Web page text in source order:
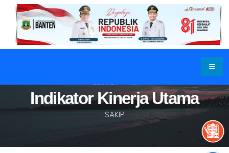
Indikator Kinerja Utama
SAKIP
BERANDA IKU